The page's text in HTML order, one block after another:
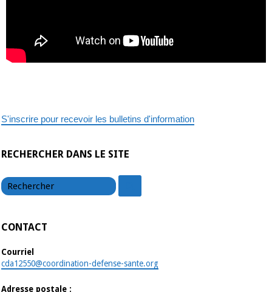
S'inscrire pour recevoir les bulletins d'information
RECHERCHER DANS LE SITE
CONTACT
Courriel
cda12550@coordination-defense-sante.org
Adresse postale :